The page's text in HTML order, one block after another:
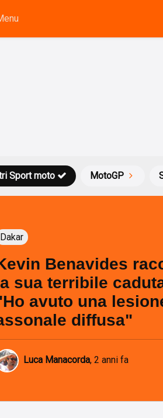
MotoGP
Sport moto
Dakar
Benavides
sua terribile
avuto una
diffusa"
Luca Manacorda, 2 anni fa